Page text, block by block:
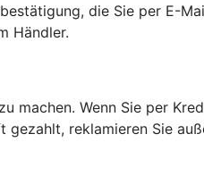
die Sie per E-
Händler.
machen. Wenn Sie per
reklamieren Sie